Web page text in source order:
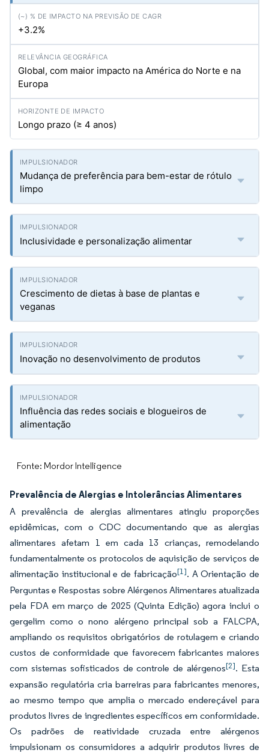
+3.2%
Global, com maior impacto na América do Norte e na
Europa
Longo prazo (≥ 4 anos)
Mudança de preferência para bem-estar de rótulo
limpo
Inclusividade e personalização alimentar
Crescimento de dietas à base de plantas e
veganas
Inovação no desenvolvimento de produtos
Influência das redes sociais e blogueiros de
alimentação
Fonte: Mordor Intelligence
Prevalência de Alergias e Intolerâncias Alimentares
A prevalência de alergias alimentares atingiu proporções
epidêmicas, com o CDC documentando que as alergias
alimentares afetam 1 em cada 13 crianças, remodelando
fundamentalmente os protocolos de aquisição de serviços de
alimentação institucional e de fabricação[1]. A Orientação de
Perguntas e Respostas sobre Alérgenos Alimentares atualizada
pela FDA em março de 2025 (Quinta Edição) agora inclui o
gergelim como o nono alérgeno principal sob a FALCPA,
ampliando os requisitos obrigatórios de rotulagem e criando
custos de conformidade que favorecem fabricantes maiores
com sistemas sofisticados de controle de alérgenos[2]. Esta
expansão regulatória cria barreiras para fabricantes menores,
ao mesmo tempo que amplia o mercado endereçável para
produtos livres de ingredientes específicos em conformidade.
Os padrões de reatividade cruzada entre alérgenos
impulsionam os consumidores a adquirir produtos livres de